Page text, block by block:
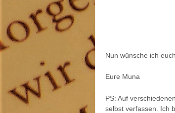
Nun wünsche ich
Eure Muna
PS: Auf
selbst verfassen. Ich